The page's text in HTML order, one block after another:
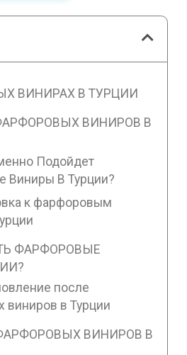
ВИНИРАХ В ТУРЦИИ
ВИНИРОВ В
Подойдет
Виниры В Турции?
к фарфоровым
ФАРФОРОВЫЕ
после
в Турции
ВИНИРОВ В